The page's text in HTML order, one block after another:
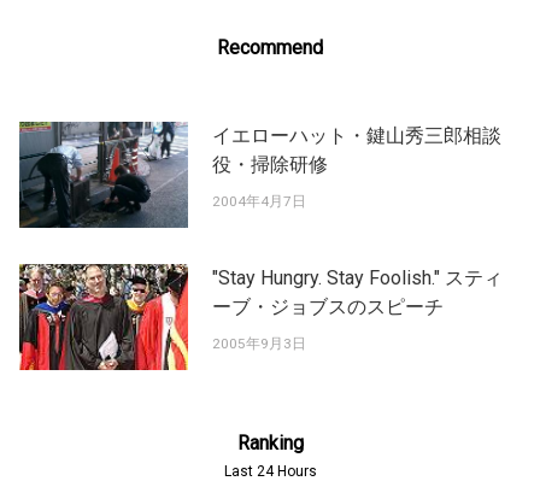
Recommend
イエローハット・鍵山秀三郎相談
役・掃除研修
2004年4月7日
"Stay Hungry. Stay Foolish." スティ
ーブ・ジョブスのスピーチ
2005年9月3日
Ranking
Last 24 Hours